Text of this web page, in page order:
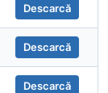
Descarcă
Descarcă
Descarcă